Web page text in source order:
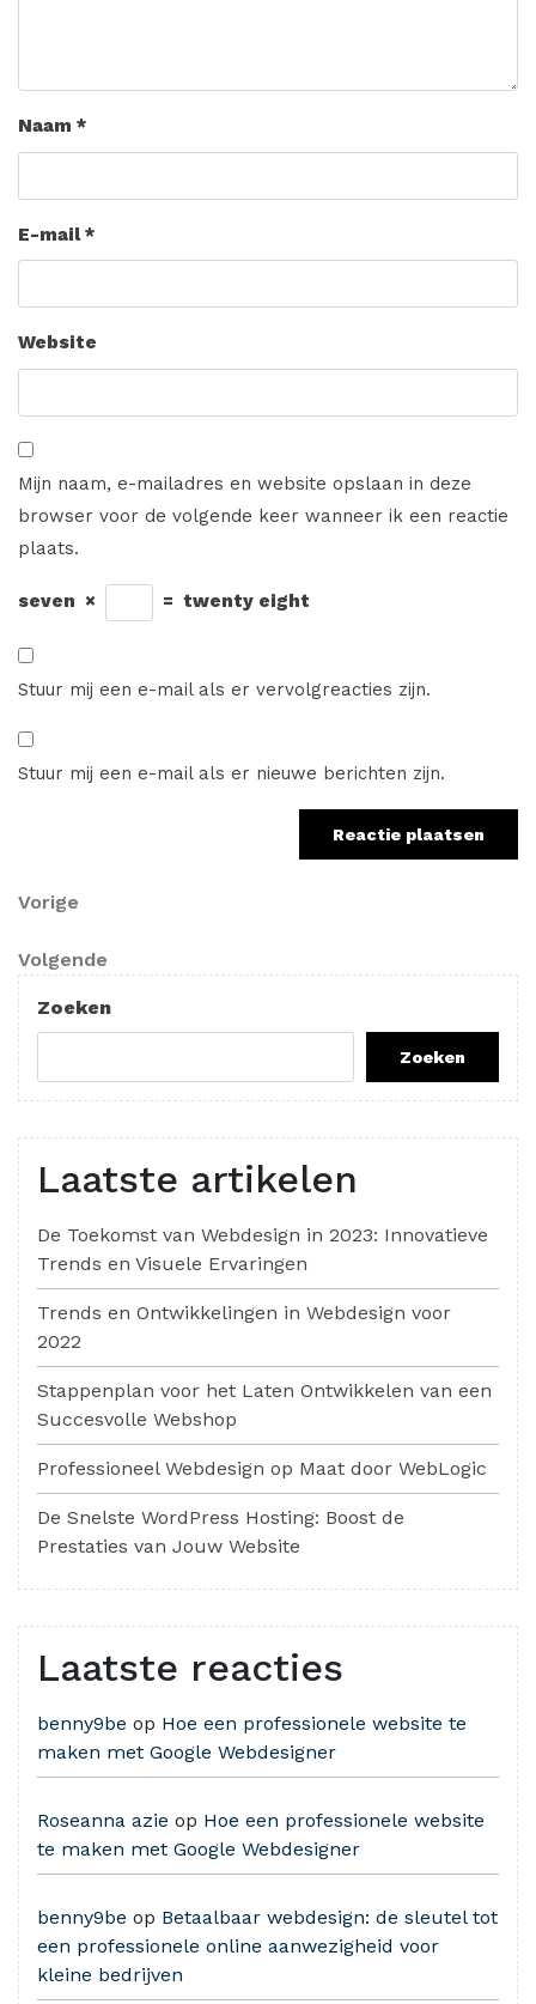
Naam *
E-mail*
Website
Mijn naam, e-mailadres en website opslaan in deze
browser voor de volgende keer wanneer ik een reactie
plaats.
seven × = twenty eight
Stuur mij een e-mail als er vervolgreacties zijn.
Stuur mij een e-mail als er nieuwe berichten zijn.
Berichtnavigatie
Vorig
Vorige
Volgend
bericht
Volgende
Zoeken
Zoeken
Laatste artikelen
De Toekomst van Webdesign in 2023: Innovatieve
Trends en Visuele Ervaringen
Trends en Ontwikkelingen in Webdesign voor
2022
Stappenplan voor het Laten Ontwikkelen van een
Succesvolle Webshop
Professioneel Webdesign op Maat door WebLogic
De Snelste WordPress Hosting: Boost de
Prestaties van Jouw Website
Laatste reacties
benny9be op Hoe een professionele website te
maken met Google Webdesigner
Roseanna azie op Hoe een professionele website
te maken met Google Webdesigner
benny9be op Betaalbaar webdesign: de sleutel tot
een professionele online aanwezigheid voor
kleine bedrijven